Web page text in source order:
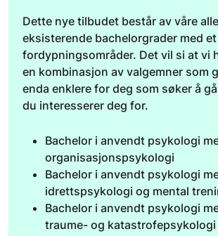
Dette nye tilbudet består av våre
eksisterende bachelorgrader med
fordypningsområder. Det vil si at vi
en kombinasjon av valgemner som
enda enklere for deg som søker å
du interesserer deg for.
Bachelor i anvendt psykologi
organisasjonspsykologi
Bachelor i anvendt psykologi
idrettspsykologi og mental
Bachelor i anvendt psykologi
traume- og katastrofepsykologi